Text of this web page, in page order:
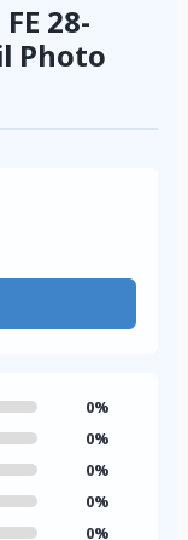
28-
Photo
0%
0%
0%
0%
0%